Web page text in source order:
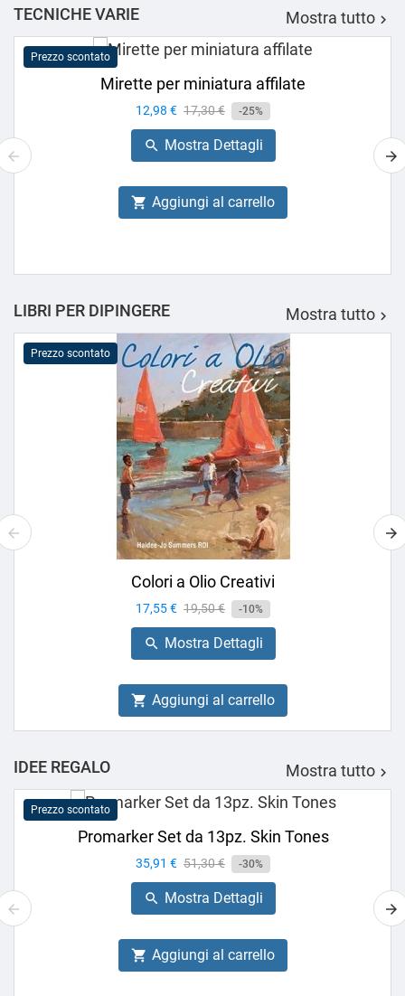
TECNICHE VARIE Mostra tutto 
Prezzo scontato
Mirette per miniatura affilate
Prezzo
12,98 € Prezzo
base
17,30 € -25%
 Mostra Dettagli
 Aggiungi al carrello
LIBRI PER DIPINGERE Mostra tutto 
Prezzo scontato
Colori a Olio Creativi
Prezzo
17,55 € Prezzo
base
19,50 € -10%
 Mostra Dettagli
 Aggiungi al carrello
IDEE REGALO Mostra tutto 
Prezzo scontato
Promarker Set da 13pz. Skin Tones
Prezzo
35,91 € Prezzo
base
51,30 € -30%
 Mostra Dettagli
 Aggiungi al carrello